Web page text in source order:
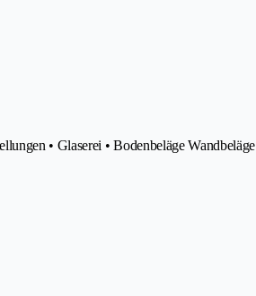
• Glaserei • Bodenbeläge Wandbeläge